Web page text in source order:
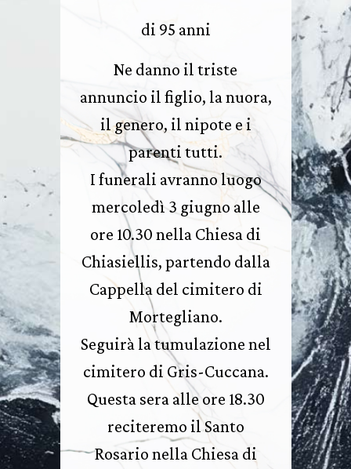
di 95 anni
Ne danno il triste
annuncio il figlio, la nuora,
il genero, il nipote e i
parenti tutti.
I funerali avranno luogo
mercoledì 3 giugno alle
ore 10.30 nella Chiesa di
Chiasiellis, partendo dalla
Cappella del cimitero di
Mortegliano.
Seguirà la tumulazione nel
cimitero di Gris-Cuccana.
Questa sera alle ore 18.30
reciteremo il Santo
Rosario nella Chiesa di